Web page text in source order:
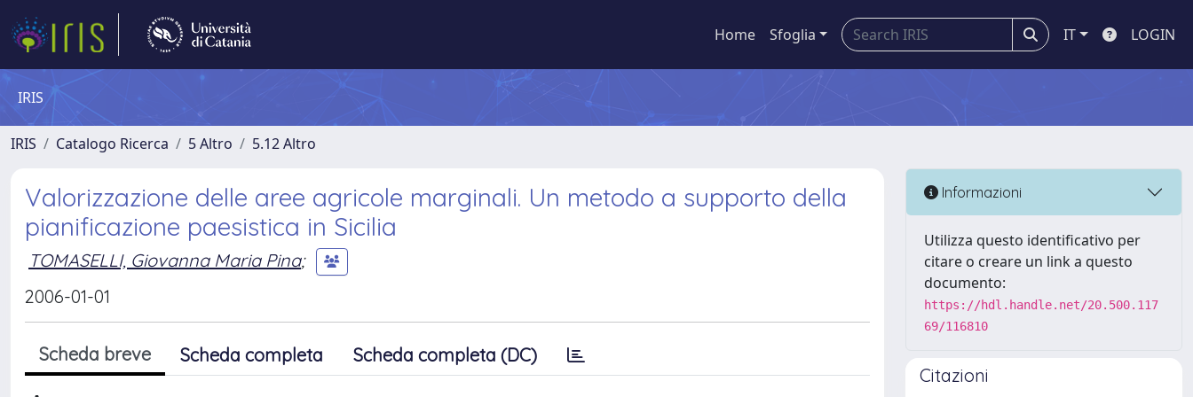
Home Sfoglia IT LOGIN
IRIS
IRIS Catalogo Ricerca 5 Altro 5.12 Altro
Valorizzazione delle aree agricole marginali. Un metodo a supporto della
pianificazione paesistica in Sicilia
TOMASELLI, Giovanna Maria Pina;
2006-01-01
Scheda breve Scheda completa Scheda completa (DC)
Informazioni
Utilizza questo identificativo per
citare o creare un link a questo
documento:
https://hdl.handle.net/20.500.117
69/116810
Citazioni